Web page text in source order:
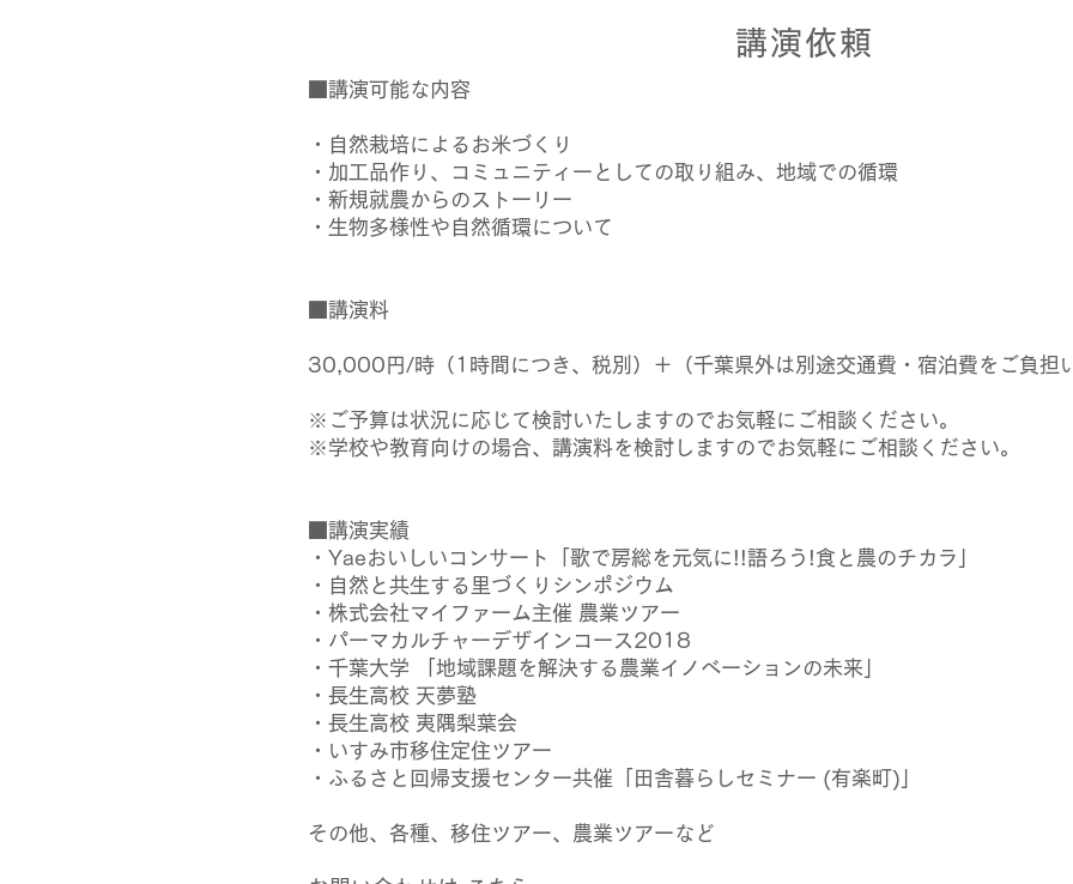
講演依頼
■講演可能な内容
・自然栽培によるお米づくり
・加工品作り、コミュニティーとしての取り組み、地域での循環
・新規就農からのストーリー
・生物多様性や自然循環について
■講演料
30,000円/時（1時間につき、税別）＋（千葉県外は別途交通費・宿泊費をご負担
※ご予算は状況に応じて検討いたしますのでお気軽にご相談ください。
※学校や教育向けの場合、講演料を検討しますのでお気軽にご相談ください。
■講演実績
・Yaeおいしいコンサート「歌で房総を元気に!!語ろう!食と農のチカラ」
・自然と共生する里づくりシンポジウム
・株式会社マイファーム主催 農業ツアー
・パーマカルチャーデザインコース2018
・千葉大学 「地域課題を解決する農業イノベーションの未来」
・長生高校 天夢塾
・長生高校 夷隅梨葉会
・いすみ市移住定住ツアー
・ふるさと回帰支援センター共催「田舎暮らしセミナー (有楽町)」
その他、各種、移住ツアー、農業ツアーなど